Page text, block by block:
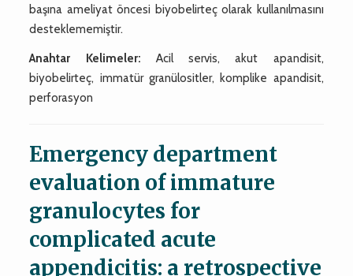
başına ameliyat öncesi biyobelirteç olarak kullanılmasını
desteklememiştir.
Anahtar Kelimeler: Acil servis, akut apandisit,
biyobelirteç, immatür granülositler, komplike apandisit,
perforasyon
Emergency department
evaluation of immature
granulocytes for
complicated acute
appendicitis: a retrospective